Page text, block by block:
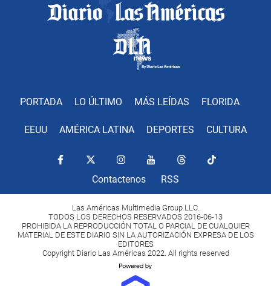
PORTADA LO ÚLTIMO MÁS LEÍDAS FLORIDA
EEUU AMÉRICA LATINA DEPORTES CULTURA
Contactenos RSS
Las Américas Multimedia Group LLC.
TODOS LOS DERECHOS RESERVADOS 2016-06-13
PROHIBIDA LA REPRODUCCIÓN TOTAL O PARCIAL DE CUALQUIER
MATERIAL DE ESTE DIARIO SIN LA AUTORIZACIÓN EXPRESA DE LOS
EDITORES
Copyright Diario Las Américas 2022. All rights reserved